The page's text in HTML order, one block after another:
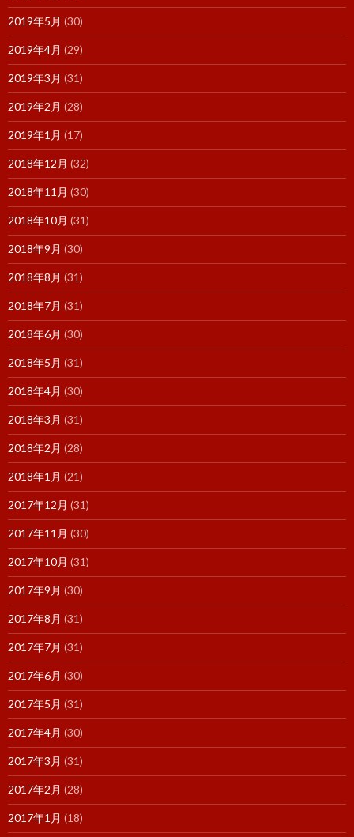
2019年5月 (30)
2019年4月 (29)
2019年3月 (31)
2019年2月 (28)
2019年1月 (17)
2018年12月 (32)
2018年11月 (30)
2018年10月 (31)
2018年9月 (30)
2018年8月 (31)
2018年7月 (31)
2018年6月 (30)
2018年5月 (31)
2018年4月 (30)
2018年3月 (31)
2018年2月 (28)
2018年1月 (21)
2017年12月 (31)
2017年11月 (30)
2017年10月 (31)
2017年9月 (30)
2017年8月 (31)
2017年7月 (31)
2017年6月 (30)
2017年5月 (31)
2017年4月 (30)
2017年3月 (31)
2017年2月 (28)
2017年1月 (18)